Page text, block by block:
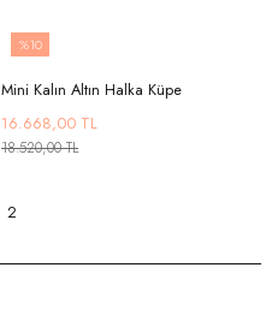
%10
Mini Kalın Altın Halka Küpe
16.668,00 TL
18.520,00 TL
2